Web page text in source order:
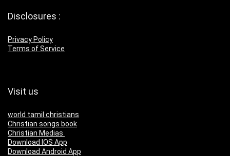
Disclosures :
Privacy Policy
Terms of Service
Visit us
world tamil christians
Christian songs book
Christian Medias
Download IOS App
Download Android App